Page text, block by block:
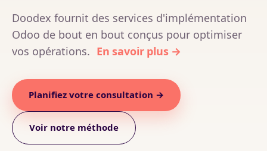
Doodex fournit des services d'implémentation
Odoo de bout en bout conçus pour optimiser
vos opérations.
Planifiez votre consultation →
Voir notre méthode